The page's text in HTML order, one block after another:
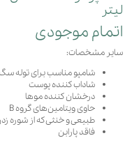
لیتر
اتمام موجودی
سایر مشخصات:
شامپو مناسب برای توله
شاداب کننده پوست
درخشان کننده موها
حاوی ویتامین‌های گروه B
طبیعی و خنثی که از شوره
فاقد پارابن